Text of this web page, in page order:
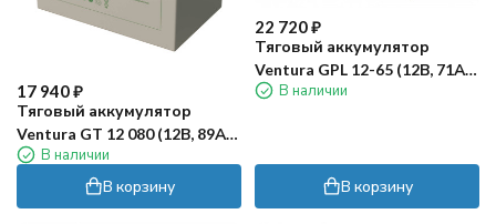
17 940₽
Тяговый аккумулятор
Ventura GT 12 080 (12В, 89Ач,
AGM)В наличии
В корзину
22 720₽
Тяговый аккумулятор
Ventura GPL 12-65 (12В, 71Ач,
AGM)В наличии
В корзину